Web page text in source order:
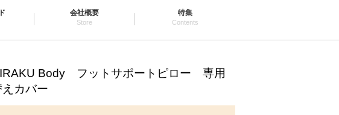
会社概要
Store
特集
Contents
Body フットサポートピロー 専用
えカバー